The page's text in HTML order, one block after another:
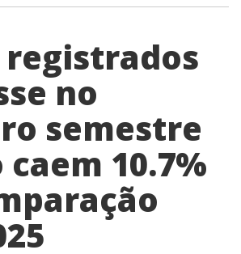
no
semestre
10.7%